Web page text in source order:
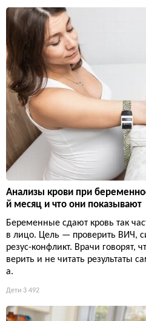
Анализы крови при
й месяц и что они показывают
Беременные сдают кровь так
в лицо. Цель — проверить ВИЧ,
резус-конфликт. Врачи говорят,
верить и не читать результаты
а.
Дети 3 492